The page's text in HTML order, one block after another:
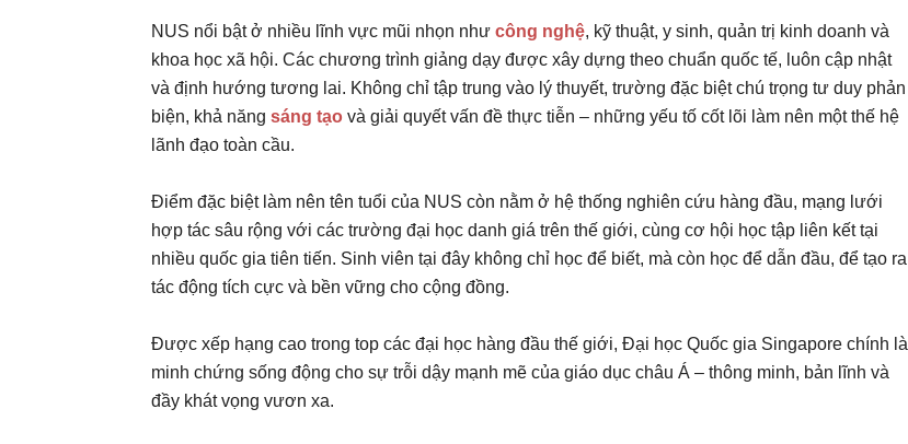
NUS nổi bật ở nhiều lĩnh vực mũi nhọn như công nghệ, kỹ thuật, y sinh, quản trị kinh doanh và
khoa học xã hội. Các chương trình giảng dạy được xây dựng theo chuẩn quốc tế, luôn cập nhật
và định hướng tương lai. Không chỉ tập trung vào lý thuyết, trường đặc biệt chú trọng tư duy phản
biện, khả năng sáng tạo và giải quyết vấn đề thực tiễn – những yếu tố cốt lõi làm nên một thế hệ
lãnh đạo toàn cầu.
Điểm đặc biệt làm nên tên tuổi của NUS còn nằm ở hệ thống nghiên cứu hàng đầu, mạng lưới
hợp tác sâu rộng với các trường đại học danh giá trên thế giới, cùng cơ hội học tập liên kết tại
nhiều quốc gia tiên tiến. Sinh viên tại đây không chỉ học để biết, mà còn học để dẫn đầu, để tạo ra
tác động tích cực và bền vững cho cộng đồng.
Được xếp hạng cao trong top các đại học hàng đầu thế giới, Đại học Quốc gia Singapore chính là
minh chứng sống động cho sự trỗi dậy mạnh mẽ của giáo dục châu Á – thông minh, bản lĩnh và
đầy khát vọng vươn xa.